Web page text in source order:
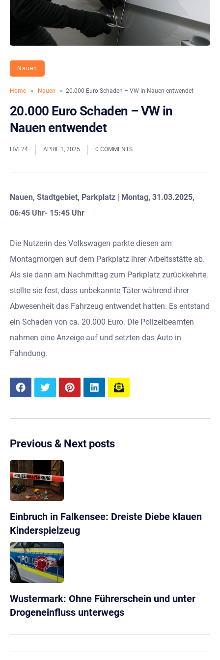
Nauen
Home » Nauen » 20.000 Euro Schaden – VW in Nauen entwendet
20.000 Euro Schaden – VW in
Nauen entwendet
HVL24 APRIL 1, 2025 0 COMMENTS
Nauen, Stadtgebiet, Parkplatz | Montag, 31.03.2025,
06:45 Uhr- 15:45 Uhr
Die Nutzerin des Volkswagen parkte diesen am
Montagmorgen auf dem Parkplatz ihrer Arbeitsstätte ab.
Als sie dann am Nachmittag zum Parkplatz zurückkehrte,
stellte sie fest, dass unbekannte Täter während ihrer
Abwesenheit das Fahrzeug entwendet hatten. Es entstand
ein Schaden von ca. 20.000 Euro. Die Polizeibeamten
nahmen eine Anzeige auf und setzten das Auto in
Fahndung.
Previous & Next posts
Einbruch in Falkensee: Dreiste Diebe klauen
Kinderspielzeug
Wustermark: Ohne Führerschein und unter
Drogeneinfluss unterwegs